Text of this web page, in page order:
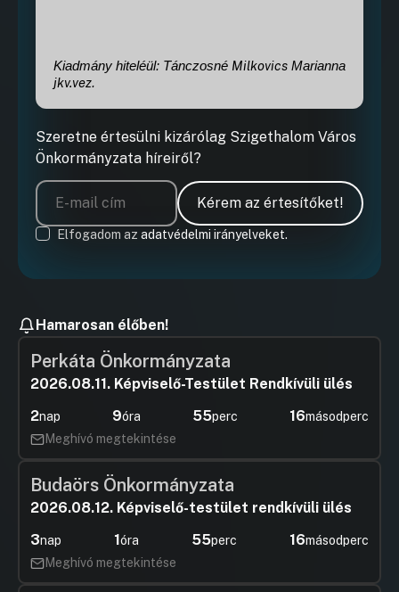
Kiadmány hiteléül: Tánczosné Milkovics Marianna
jkv.vez.
Szeretne értesülni kizárólag Szigethalom Város
Önkormányzata híreiről?
Kérem az értesítőket!
Elfogadom az adatvédelmi irányelveket.
Hamarosan élőben!
Perkáta Önkormányzata
2026.08.11. Képviselő-Testület Rendkívüli ülés
2nap 9óra 55perc 15másodperc
Meghívó megtekintése
Budaörs Önkormányzata
2026.08.12. Képviselő-testület rendkívüli ülés
3nap 1óra 55perc 15másodperc
Meghívó megtekintése